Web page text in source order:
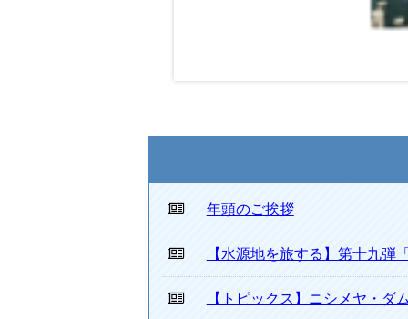
年頭のご挨拶
【水源地を旅する】第十九弾
【トピックス】ニシメヤ・